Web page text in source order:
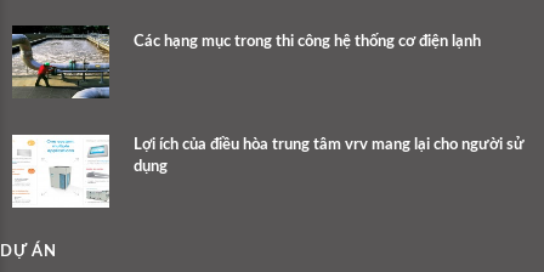
Các hạng mục trong thi công hệ thống cơ điện lạnh
Lợi ích của điều hòa trung tâm vrv mang lại cho người sử
dụng
DỰ ÁN